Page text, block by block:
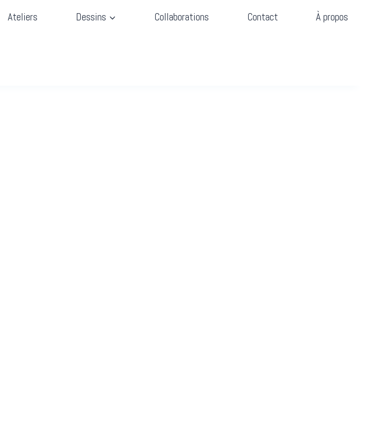
Ateliers Dessins Collaborations Contact À propos